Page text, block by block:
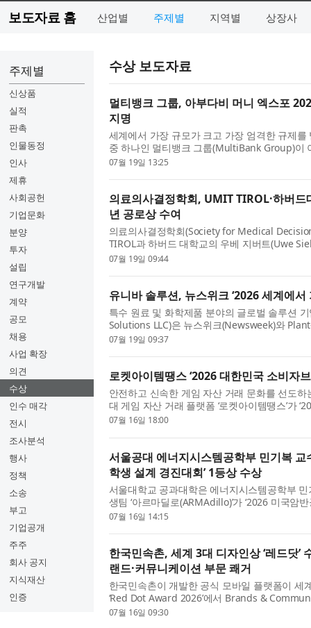
보도자료 홈 산업별 주제별 지역별 상장사
주제별
신상품
실적
판촉
인물동정
인사
제휴
사회공헌
기업문화
분양
투자
설립
연구개발
계약
공모
채용
사업 확장
의견
수상
인수 매각
전시
조사분석
행사
정책
소송
부고
기업공개
주주
회사 공지
지식재산
인증
수상 보도자료
멀티뱅크 그룹, 아부다비 머니 엑스포
지명
세계에서 가장 규모가 크고 가장 엄격한 규제
중 하나인 멀티뱅크 그룹(MultiBank Group)이
(Money Expo)에서 올해의 외환 브로커(Forex
07월 19일 13:25
의료의사결정학회, UMIT TIROL·하버
년 공로상 수여
의료의사결정학회(Society for Medical
TIROL과 하버드 대학교의 우베 지버트(Uwe
인 2026년 공로상(Career Achievement
07월 19일 09:44
유니바 솔루션, 뉴스위크 ‘2026 세계에서
특수 원료 및 화학제품 분야의 글로벌 솔루션
Solutions LLC)은 뉴스위크(Newsweek)와
‘2026 세계에서 가장 친환경적인 기업
07월 19일 09:37
로켓아이템땡스 ‘2026 대한민국 소비자
안전하고 신속한 게임 자산 거래 문화를 선도
대 게임 자산 거래 플랫폼 ‘로켓아이템땡스’가
상’에서 베스트최고브랜드 게임아이템거래플
07월 16일 18:00
서울공대 에너지시스템공학부 민기복 교
학생 설계 경진대회’ 1등상 수상
서울대학교 공과대학은 에너지시스템공학부
생팀 ‘아르마딜로(ARMAdillo)’가 ‘2026 미국암
American Rock Mechanics Association
07월 16일 14:15
한국민속촌, 세계 3대 디자인상 ‘레드닷
랜드·커뮤니케이션 부문 쾌거
한국민속촌이 개발한 공식 모바일 플랫폼이 세
‘Red Dot Award 2026’에서 Brands &
선정되며 브랜드 경험과 사용자 중심 디자인
07월 16일 09:30